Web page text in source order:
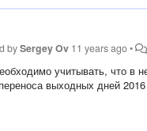
bySergey Ov 11 years ago•
учитывать, что в
выходных дней